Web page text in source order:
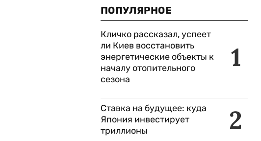
ПОПУЛЯРНОЕ
1
Кличко рассказал, успеет
ли Киев восстановить
энергетические объекты к
началу отопительного
сезона
2
Ставка на будущее: куда
Япония инвестирует
триллионы